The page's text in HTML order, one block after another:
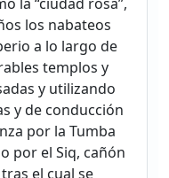
los nabateos
a lo largo de
templos y
y utilizando
y de conducción
por la Tumba
por el Siq, cañón
el cual se